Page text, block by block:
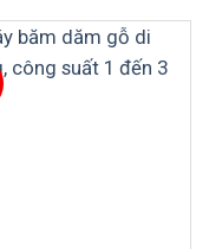
1,000 ₫.